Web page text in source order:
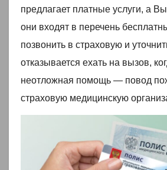
предлагает платные услуги, а Вы
они входят в перечень
позвонить в страховую и
отказывается ехать на вызов,
неотложная помощь — повод
страховую медицинскую